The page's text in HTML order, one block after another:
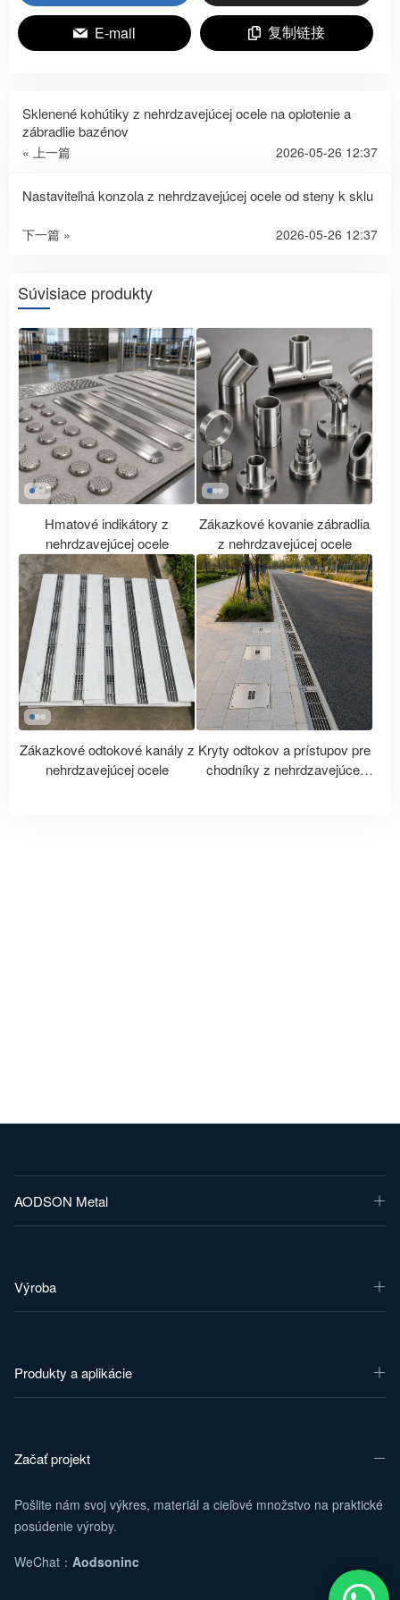
E-mail 复制链接
Sklenené kohútiky z nehrdzavejúcej ocele na oplotenie a
zábradlie bazénov
« 上一篇 2026-05-26 12:37
Nastaviteľná konzola z nehrdzavejúcej ocele od steny k sklu
下一篇 » 2026-05-26 12:37
Súvisiace produkty
Hmatové indikátory z
nehrdzavejúcej ocele
Zákazkové kovanie zábradlia
z nehrdzavejúcej ocele
Zákazkové odtokové kanály z
nehrdzavejúcej ocele
Kryty odtokov a prístupov pre
chodníky z nehrdzavejúcej
AODSON Metal
Výroba
Produkty a aplikácie
Začať projekt
Pošlite nám svoj výkres, materiál a cieľové množstvo na praktické
posúdenie výroby.
WeChat： Aodsoninc